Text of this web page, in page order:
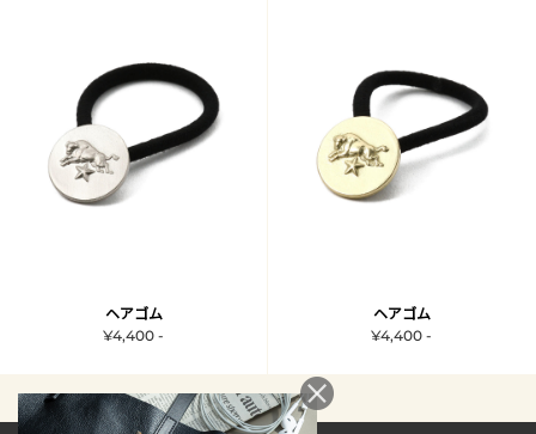
ヘアゴム
¥4,400 -
ヘアゴム
¥4,400 -